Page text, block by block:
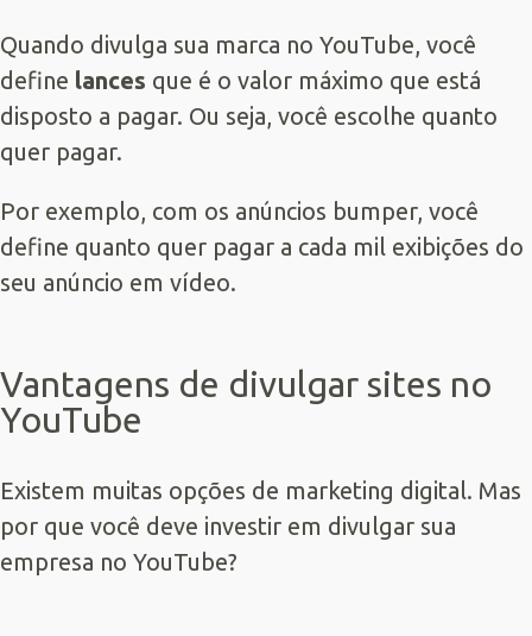
Quando divulga sua marca no YouTube, você
define lances que é o valor máximo que está
disposto a pagar. Ou seja, você escolhe quanto
quer pagar.
Por exemplo, com os anúncios bumper, você
define quanto quer pagar a cada mil exibições do
seu anúncio em vídeo.
Vantagens de divulgar sites no
YouTube
Existem muitas opções de marketing digital. Mas
por que você deve investir em divulgar sua
empresa no YouTube?